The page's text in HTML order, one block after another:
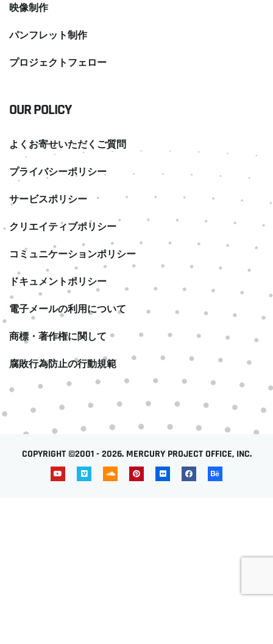
映像制作
パンフレット制作
プロジェクトフェロー
OUR POLICY
よくお寄せいただくご質問
プライバシーポリシー
サービスポリシー
クリエイティブポリシー
コミュニケーションポリシー
ドキュメントポリシー
電子メールの利用について
商標・著作権に関して
腐敗行為防止の行動規範
COPYRIGHT ©2001 - 2026. MERCURY PROJECT OFFICE, INC.